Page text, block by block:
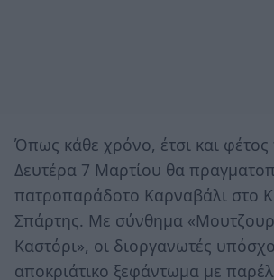
Όπως κάθε χρόνο, έτσι και
Δευτέρα 7 Μαρτίου θα
πατροπαράδοτο Καρναβάλι στο
Σπάρτης. Με σύνθημα
Καστόρι», οι διοργανωτές
αποκριάτικο ξεφάντωμα με